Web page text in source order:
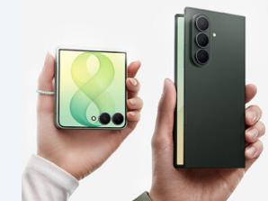
Tên của bạn*
Email